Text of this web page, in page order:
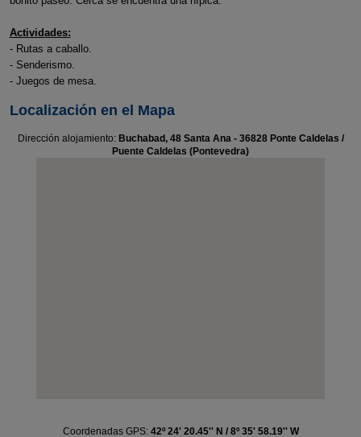
Actividades:
- Rutas a caballo.
- Senderismo.
- Juegos de mesa.
Localización en el Mapa
Dirección alojamiento: Buchabad, 48 Santa Ana - 36828 Ponte Caldelas /
Puente Caldelas (Pontevedra)
Coordenadas GPS: 42º 24' 20.45'' N / 8º 35' 58.19'' W